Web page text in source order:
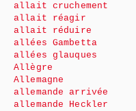
allait cruchement
allait réagir
allait réduire
allées Gambetta
allées glauques
Allègre
Allemagne
allemande arrivée
allemande Heckler